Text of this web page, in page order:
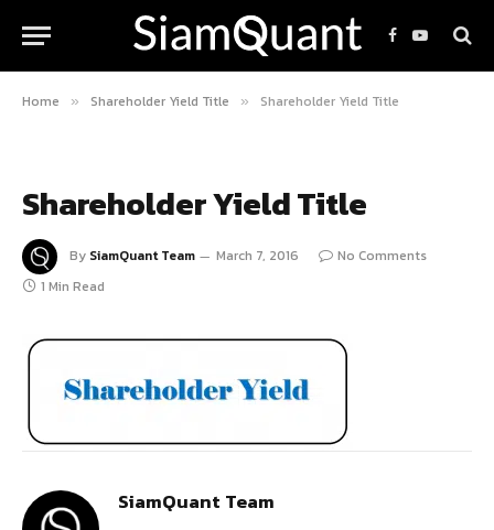
Facebook
YouTube
Home » Shareholder Yield Title » Shareholder Yield Title
Shareholder Yield Title
By SiamQuant Team March 7, 2016
No Comments
1 Min Read
SiamQuant Team